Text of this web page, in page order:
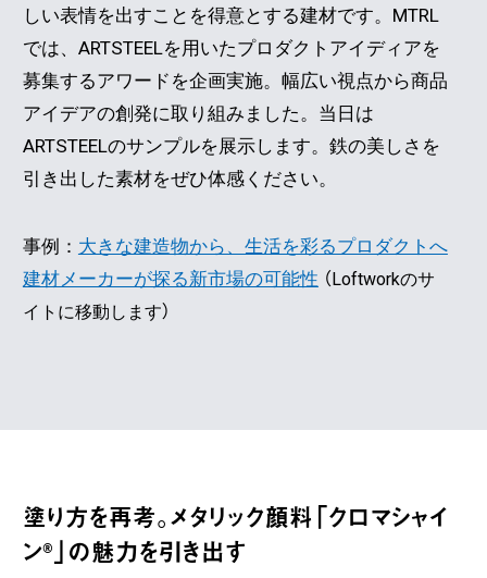
しい表情を出すことを得意とする建材です。MTRL
では、ARTSTEELを用いたプロダクトアイディアを
募集するアワードを企画実施。幅広い視点から商品
アイデアの創発に取り組みました。当日は
ARTSTEELのサンプルを展示します。鉄の美しさを
引き出した素材をぜひ体感ください。
事例： 大きな建造物から、生活を彩るプロダクトへ
建材メーカーが探る新市場の可能性 （Loftworkのサ
イトに移動します）
塗り方を再考。メタリック顔料「クロマシャイ
ン®︎」の魅力を引き出す